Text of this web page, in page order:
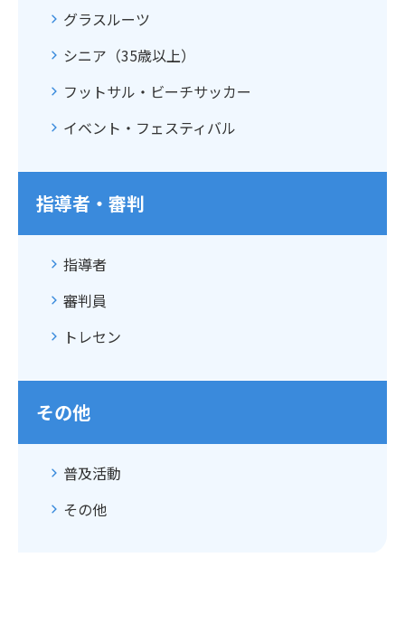
グラスルーツ
シニア（35歳以上）
フットサル・ビーチサッカー
イベント・フェスティバル
指導者・審判
指導者
審判員
トレセン
その他
普及活動
その他